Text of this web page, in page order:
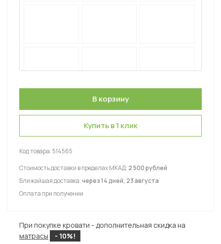
Купить в 1 клик
Код товара: 514565
Стоимость доставки в пределах МКАД: 2 500 рублей
Ближайшая доставка:через 14 дней, 23 августа
Оплата при получении
При покупке кровати - дополнительная скидка на
матрасы
- 10%!